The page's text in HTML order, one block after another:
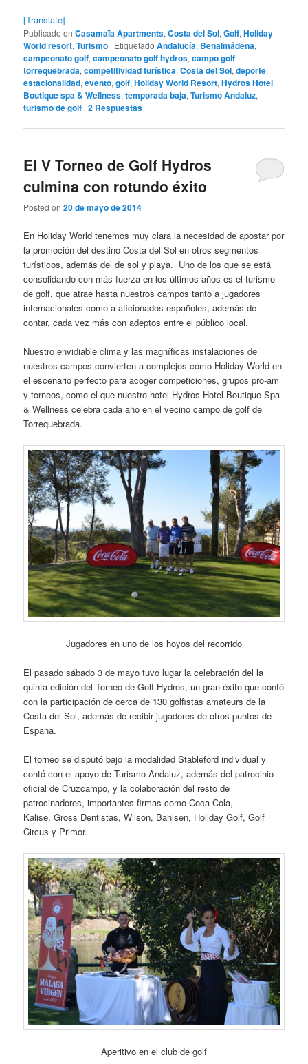
[Translate]
Publicado en Casamaïa Apartments,Costa del Sol,Golf,Holiday
World resort,Turismo | Etiquetado Andalucía, Benalmádena,
campeonato golf,campeonato golf hydros,campo golf
torrequebrada,competitividad turística,Costa del Sol,deporte,
estacionalidad,evento,golf,Holiday World Resort,Hydros Hotel
Boutique spa & Wellness,temporada baja,Turismo Andaluz,
turismo de golf |2 Respuestas
El V Torneo de Golf Hydros
culmina con rotundo éxito
Posted on20 de mayo de 2014
En Holiday World tenemos muy clara la necesidad de apostar por
la promoción del destino Costa del Sol en otros segmentos
turísticos, además del de sol y playa. Uno de los que se está
consolidando con más fuerza en los últimos años es el turismo
de golf, que atrae hasta nuestros campos tanto a jugadores
internacionales como a aficionados españoles, además de
contar, cada vez más con adeptos entre el público local.
Nuestro envidiable clima y las magníficas instalaciones de
nuestros campos convierten a complejos como Holiday World en
el escenario perfecto para acoger competiciones, grupos pro-am
y torneos, como el que nuestro hotel Hydros Hotel Boutique Spa
& Wellness celebra cada año en el vecino campo de golf de
Torrequebrada.
Jugadores en uno de los hoyos del recorrido
El pasado sábado 3 de mayo tuvo lugar la celebración del la
quinta edición del Torneo de Golf Hydros, un gran éxito que contó
con la participación de cerca de 130 golfistas amateurs de la
Costa del Sol, además de recibir jugadores de otros puntos de
España.
El torneo se disputó bajo la modalidad Stableford individual y
contó con el apoyo de Turismo Andaluz, además del patrocinio
oficial de Cruzcampo, y la colaboración del resto de
patrocinadores, importantes firmas como Coca Cola,
Kalise, Gross Dentistas, Wilson, Bahlsen, Holiday Golf, Golf
Circus y Primor.
Aperitivo en el club de golf